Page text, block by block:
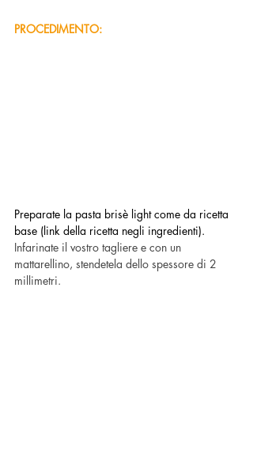
PROCEDIMENTO:
Preparate la pasta brisè light come da ricetta
base (link della ricetta negli ingredienti).
Infarinate il vostro tagliere e con un
mattarellino, stendetela dello spessore di 2
millimetri.